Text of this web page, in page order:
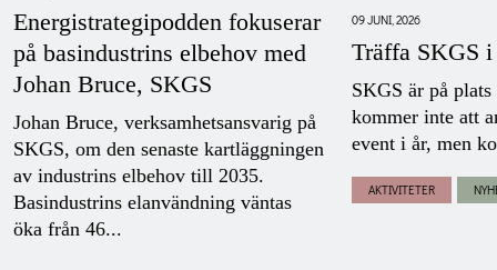
Energistrategipodden fokuserar
på basindustrins elbehov med
Johan Bruce, SKGS
Johan Bruce, verksamhetsansvarig på
SKGS, om den senaste kartläggningen
av industrins elbehov till 2035.
Basindustrins elanvändning väntas
öka från 46...
09 JUNI, 2026
Träffa SKGS
SKGS är på
kommer inte att
event i år, men
AKTIVITETER